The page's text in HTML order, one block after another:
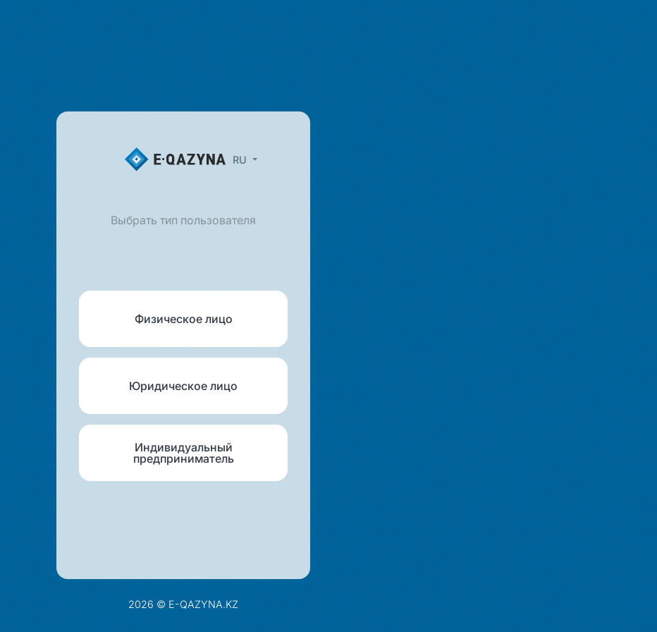
RU
Выбрать тип пользователя
Физическое лицо
Юридическое лицо
Индивидуальный
предприниматель
2026 © E-QAZYNA.KZ